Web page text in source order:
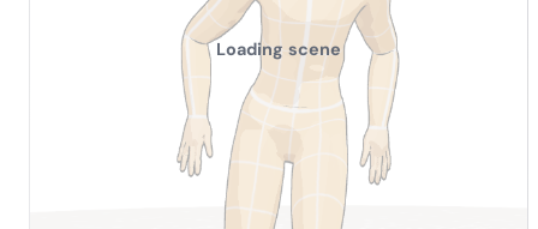
Loading scene